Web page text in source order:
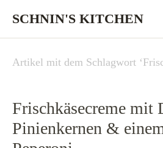
SCHNIN'S KITCHEN
Artikel mit dem Schlagwort ‘
Frischkäsecreme mit
Pinienkernen &